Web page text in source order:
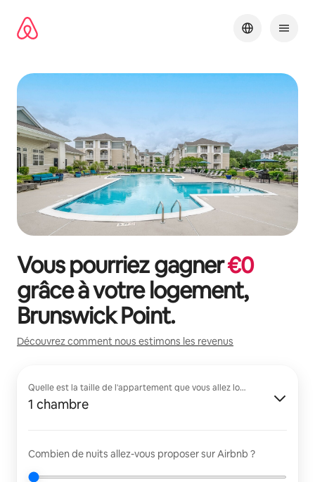
directement
Vous pourriez gagner€0
grâce à votre logement,
Brunswick Point.
Découvrez comment nous estimons les revenus
Quelle est la taille de l'appartement que vous allez louer ?
1 chambre
Combien de nuits allez-vous proposer sur Airbnb ?